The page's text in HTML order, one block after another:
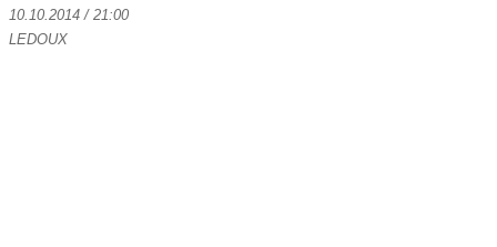
10.10.2014 / 21:00
LEDOUX